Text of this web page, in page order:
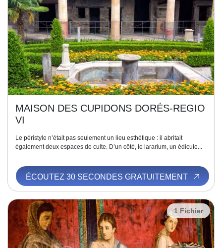
MAISON DES CUPIDONS DORÉS-REGIO
VI
Le péristyle n’était pas seulement un lieu esthétique : il abritait
également deux espaces de culte. D’un côté, le lararium, un édicule...
ÉCOUTEZ 30 SECONDES GRATUITEMENT
1 Fichier